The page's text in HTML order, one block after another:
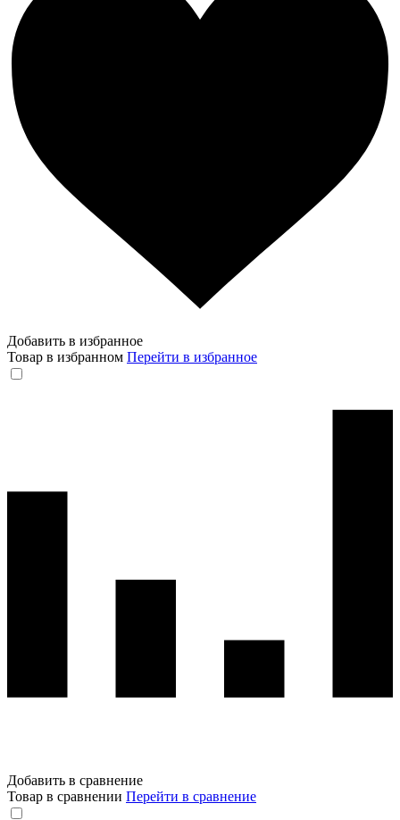
Добавить в избранное
Товар в избранном Перейти в избранное
Добавить в сравнение
Товар в сравнении Перейти в сравнение